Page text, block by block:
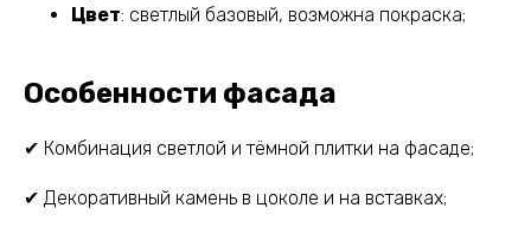
Цвет: светлый базовый, возможна покраска;
Особенности фасада
✔ Комбинация светлой и тёмной плитки на фасаде;
✔ Декоративный камень в цоколе и на вставках;